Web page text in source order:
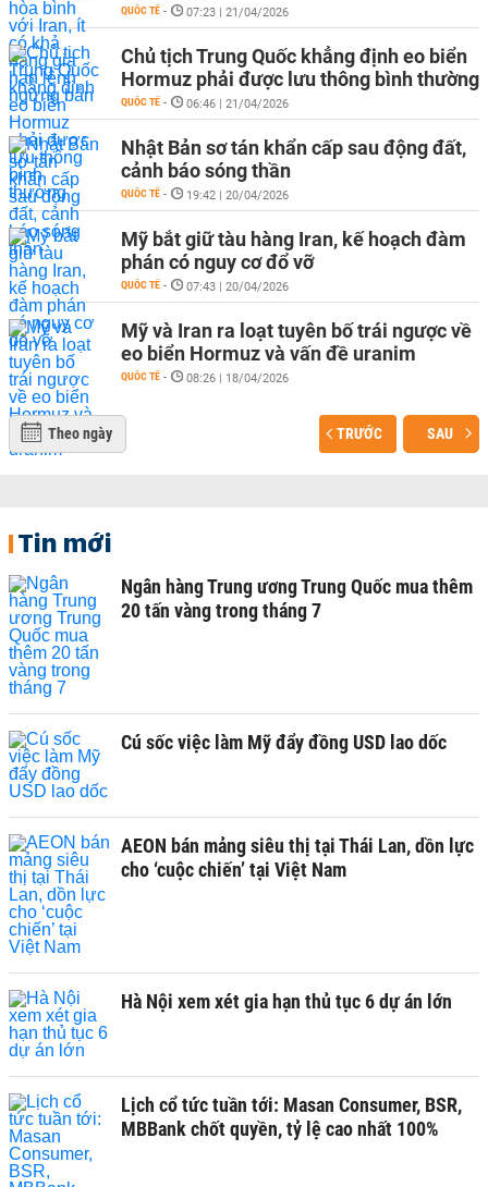
QUỐC TẾ - 07:23 | 21/04/2026
Chủ tịch Trung Quốc khẳng định eo biển
Hormuz phải được lưu thông bình thường
QUỐC TẾ - 06:46 | 21/04/2026
Nhật Bản sơ tán khẩn cấp sau động đất,
cảnh báo sóng thần
QUỐC TẾ - 19:42 | 20/04/2026
Mỹ bắt giữ tàu hàng Iran, kế hoạch đàm
phán có nguy cơ đổ vỡ
QUỐC TẾ - 07:43 | 20/04/2026
Mỹ và Iran ra loạt tuyên bố trái ngược về
eo biển Hormuz và vấn đề uranim
QUỐC TẾ - 08:26 | 18/04/2026
Theo ngày TRƯỚC SAU
Tin mới
Ngân hàng Trung ương Trung Quốc mua thêm
20 tấn vàng trong tháng 7
Cú sốc việc làm Mỹ đẩy đồng USD lao dốc
AEON bán mảng siêu thị tại Thái Lan, dồn lực
cho ‘cuộc chiến’ tại Việt Nam
Hà Nội xem xét gia hạn thủ tục 6 dự án lớn
Lịch cổ tức tuần tới: Masan Consumer, BSR,
MBBank chốt quyền, tỷ lệ cao nhất 100%